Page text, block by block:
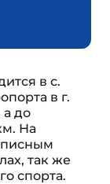
в с.
в г.
а до
На
так же
спорта.